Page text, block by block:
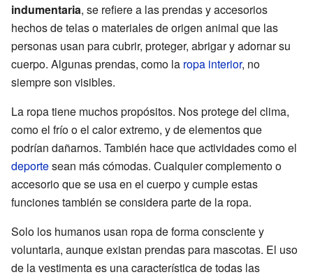
indumentaria, se refiere a las prendas y accesorios
hechos de telas o materiales de origen animal que las
personas usan para cubrir, proteger, abrigar y adornar su
cuerpo. Algunas prendas, como la ropa interior, no
siempre son visibles.
La ropa tiene muchos propósitos. Nos protege del clima,
como el frío o el calor extremo, y de elementos que
podrían dañarnos. También hace que actividades como el
deportesean más cómodas. Cualquier complemento o
accesorio que se usa en el cuerpo y cumple estas
funciones también se considera parte de la ropa.
Solo los humanos usan ropa de forma consciente y
voluntaria, aunque existan prendas para mascotas. El uso
de la vestimenta es una característica de todas las